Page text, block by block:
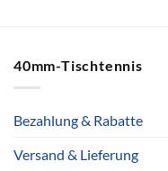
40mm-Tischtennis
Bezahlung & Rabatte
Versand & Lieferung